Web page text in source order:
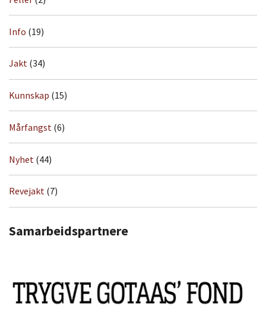
Info (19)
Jakt (34)
Kunnskap (15)
Mårfangst (6)
Nyhet (44)
Revejakt (7)
Samarbeidspartnere